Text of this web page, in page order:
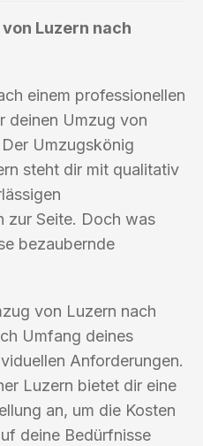
Luzern nach
einem professionellen
deinen Umzug von
Umzugskönig
steht dir mit qualitativ
zur Seite. Doch was
bezaubernde
von Luzern nach
Umfang deines
Anforderungen.
Luzern bietet dir eine
an, um die Kosten
deine Bedürfnisse